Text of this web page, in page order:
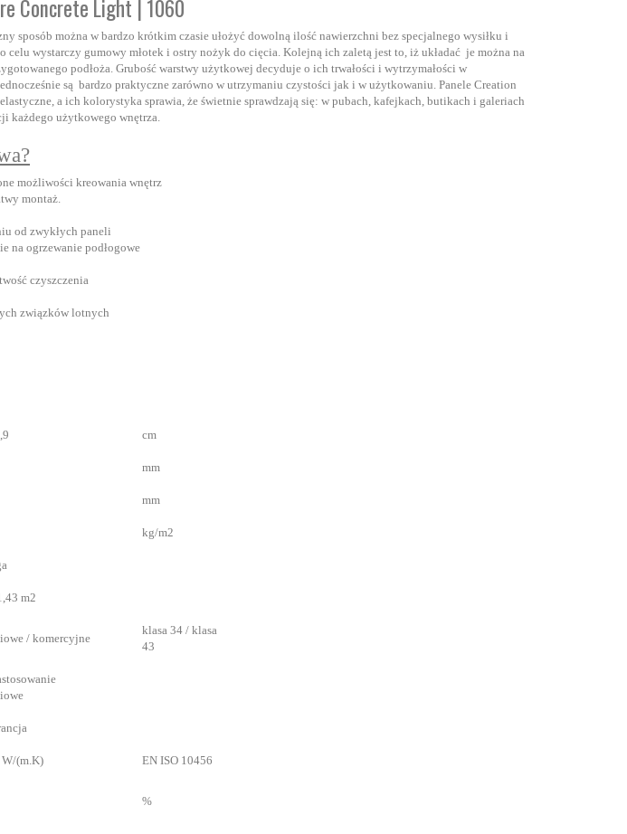
Concrete Light | 1060
sposób można w bardzo krótkim czasie ułożyć dowolną ilość nawierzchni bez specjalnego wysiłku i
celu wystarczy gumowy młotek i ostry nożyk do cięcia. Kolejną ich zaletą jest to, iż układać je można na
podłoża. Grubość warstwy użytkowej decyduje o ich trwałości i wytrzymałości w
są bardzo praktyczne zarówno w utrzymaniu czystości jak i w użytkowaniu. Panele Creation
a ich kolorystyka sprawia, że świetnie sprawdzają się: w pubach, kafejkach, butikach i galeriach
każdego użytkowego wnętrza.
możliwości kreowania wnętrz
montaż.
od zwykłych paneli
na ogrzewanie podłogowe
czyszczenia
związków lotnych
cm
mm
mm
kg/m2
m2
/ komercyjne
klasa 34 / klasa
43
(m.K) EN ISO 10456
%